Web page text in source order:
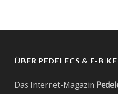
ÜBER PEDELECS & E-
Das Internet-Magazin